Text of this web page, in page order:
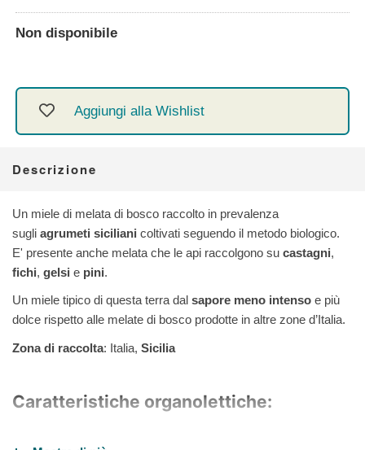
Non disponibile
Aggiungi alla Wishlist
Descrizione
Un miele di melata di bosco raccolto in prevalenza
sugli agrumeti siciliani coltivati seguendo il metodo biologico.
E' presente anche melata che le api raccolgono su castagni,
fichi, gelsi e pini.
Un miele tipico di questa terra dal sapore meno intenso e più
dolce rispetto alle melate di bosco prodotte in altre zone d’Italia.
Zona di raccolta: Italia, Sicilia
Caratteristiche organolettiche: